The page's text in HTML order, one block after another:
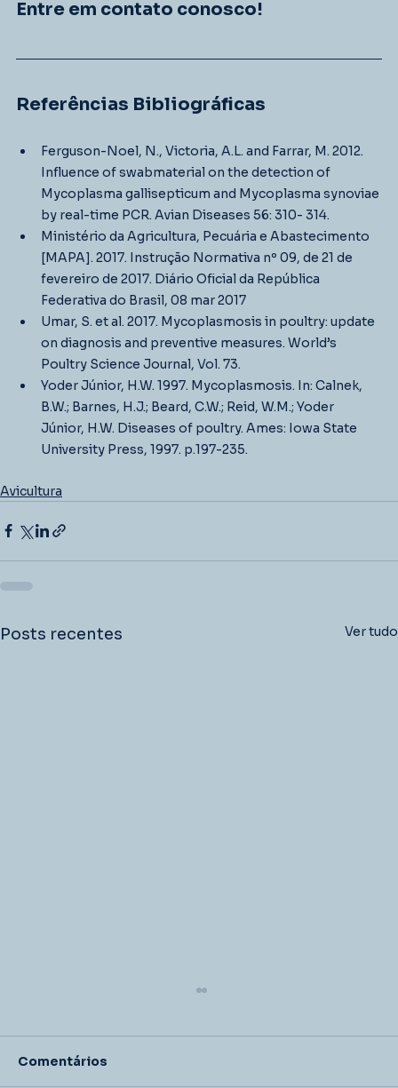
Entre em contato conosco!
Referências Bibliográficas
Ferguson-Noel, N., Victoria, A.L. and Farrar, M. 2012.
Influence of swabmaterial on the detection of
Mycoplasma gallisepticum and Mycoplasma synoviae
by real-time PCR. Avian Diseases 56: 310- 314.
Ministério da Agricultura, Pecuária e Abastecimento
[MAPA]. 2017. Instrução Normativa nº 09, de 21 de
fevereiro de 2017. Diário Oficial da República
Federativa do Brasil, 08 mar 2017
Umar, S. et al. 2017. Mycoplasmosis in poultry: update
on diagnosis and preventive measures. World’s
Poultry Science Journal, Vol. 73.
Yoder Júnior, H.W. 1997. Mycoplasmosis. In: Calnek,
B.W.; Barnes, H.J.; Beard, C.W.; Reid, W.M.; Yoder
Júnior, H.W. Diseases of poultry. Ames: Iowa State
University Press, 1997. p.197-235.
Avicultura
Posts recentes Ver tudo
Comentários